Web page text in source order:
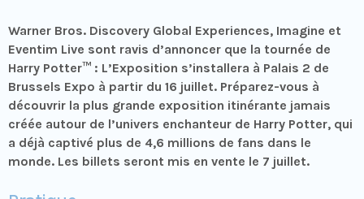
Warner Bros. Discovery Global Experiences, Imagine et
Eventim Live sont ravis d’annoncer que la tournée de
Harry Potter™ : L’Exposition s’installera à Palais 2 de
Brussels Expo à partir du 16 juillet. Préparez-vous à
découvrir la plus grande exposition itinérante jamais
créée autour de l’univers enchanteur de Harry Potter, qui
a déjà captivé plus de 4,6 millions de fans dans le
monde. Les billets seront mis en vente le 7 juillet.